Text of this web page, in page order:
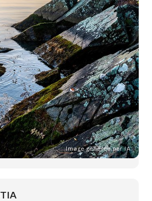
Image générée par IA